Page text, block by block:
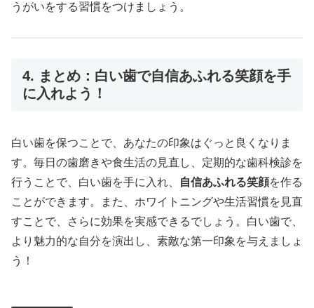
うがいをする習慣をつけましょう。
4. まとめ：白い歯で自信あふれる笑顔を手
に入れよう！
白い歯を保つことで、あなたの印象はぐっと良くなりま
す。毎日の歯磨きや食生活の見直し、定期的な歯科検診を
行うことで、白い歯を手に入れ、
自信あふれる笑顔を作る
ことができます。また、ホワイトニングや生活習慣を見直
すことで、さらに効果を実感できるでしょう。白い歯で、
より魅力的な自分を演出し、素敵な第一印象を与えましょ
う！